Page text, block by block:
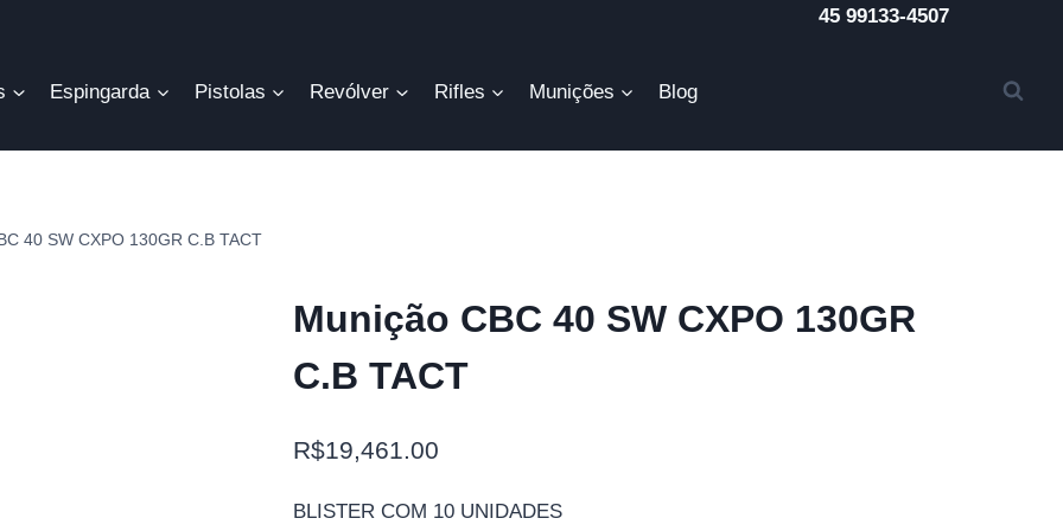
45 99133-4507
Espingarda Pistolas Revólver Rifles Munições Blog
40 SW CXPO 130GR C.B TACT
Munição CBC 40 SW CXPO 130GR
C.B TACT
R$19,461.00
BLISTER COM 10 UNIDADES